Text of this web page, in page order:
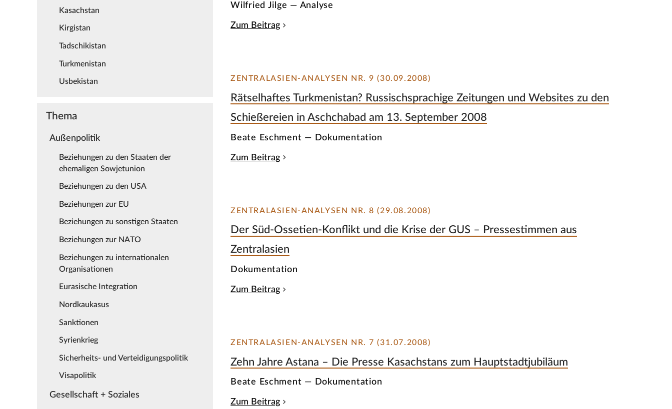
Kasachstan
Kirgistan
Tadschikistan
Turkmenistan
Usbekistan
Thema
Außenpolitik
Beziehungen zu den Staaten der
ehemaligen Sowjetunion
Beziehungen zu den USA
Beziehungen zur EU
Beziehungen zu sonstigen Staaten
Beziehungen zur NATO
Beziehungen zu internationalen
Organisationen
Eurasische Integration
Nordkaukasus
Sanktionen
Syrienkrieg
Sicherheits- und Verteidigungspolitik
Visapolitik
Gesellschaft + Soziales
Wilfried Jilge — Analyse
Zum Beitrag
ZENTRALASIEN-ANALYSEN NR. 9 (30.09.2008)
Rätselhaftes Turkmenistan? Russischsprachige Zeitungen und Websites zu den
Schießereien in Aschchabad am 13. September 2008
Beate Eschment — Dokumentation
Zum Beitrag
ZENTRALASIEN-ANALYSEN NR. 8 (29.08.2008)
Der Süd-Ossetien-Konflikt und die Krise der GUS – Pressestimmen aus
Zentralasien
Dokumentation
Zum Beitrag
ZENTRALASIEN-ANALYSEN NR. 7 (31.07.2008)
Zehn Jahre Astana – Die Presse Kasachstans zum Hauptstadtjubiläum
Beate Eschment — Dokumentation
Zum Beitrag